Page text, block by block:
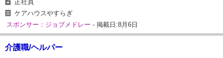
正社員
ケアハウスやすらぎ
スポンサー：ジョブメドレー - 掲載日:8月6日
介護職/ヘルパー